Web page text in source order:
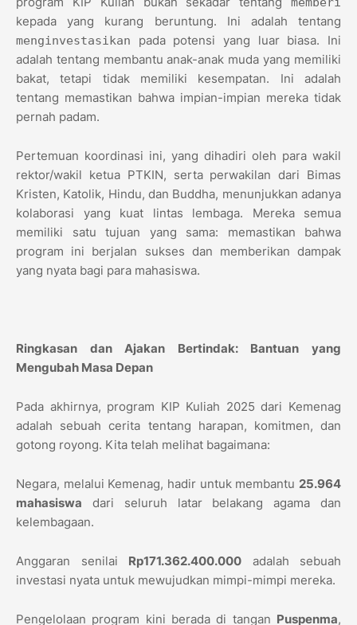
kepada yang kurang beruntung. Ini adalah tentang
menginvestasikan pada potensi yang luar biasa. Ini
adalah tentang membantu anak-anak muda yang memiliki
bakat, tetapi tidak memiliki kesempatan. Ini adalah
tentang memastikan bahwa impian-impian mereka tidak
pernah padam.
Pertemuan koordinasi ini, yang dihadiri oleh para wakil
rektor/wakil ketua PTKIN, serta perwakilan dari Bimas
Kristen, Katolik, Hindu, dan Buddha, menunjukkan adanya
kolaborasi yang kuat lintas lembaga. Mereka semua
memiliki satu tujuan yang sama: memastikan bahwa
program ini berjalan sukses dan memberikan dampak
yang nyata bagi para mahasiswa.
Ringkasan dan Ajakan Bertindak: Bantuan yang
Mengubah Masa Depan
Pada akhirnya, program KIP Kuliah 2025 dari Kemenag
adalah sebuah cerita tentang harapan, komitmen, dan
gotong royong. Kita telah melihat bagaimana:
Negara, melalui Kemenag, hadir untuk membantu 25.964
mahasiswa dari seluruh latar belakang agama dan
kelembagaan.
Anggaran senilai Rp171.362.400.000 adalah sebuah
investasi nyata untuk mewujudkan mimpi-mimpi mereka.
Pengelolaan program kini berada di tangan Puspenma,